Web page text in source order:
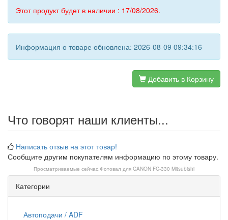
Этот продукт будет в наличии : 17/08/2026.
Информация о товаре обновлена: 2026-08-09 09:34:16
Добавить в Корзину
Что говорят наши клиенты...
Написать отзыв на этот товар!
Сообщите другим покупателям информацию по этому товару.
Просматриваемые сейчас:Фотовал для CANON FC-330 Mitsubishi
Категории
Автоподачи / ADF